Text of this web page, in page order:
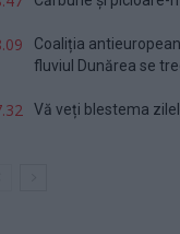
Coaliția
fluviul Dunărea se
Vă veți blestema